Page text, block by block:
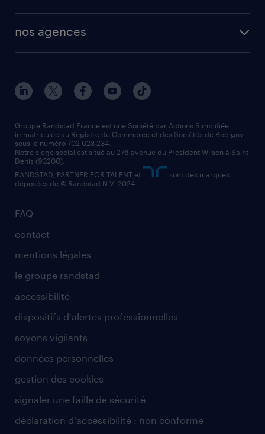
manutentionnaire
assistant administratif
comptable
solutions opérationnelles
contact entreprise
faq intérim / recrutement
nos agences
nos agences par ville
nos agences par région
nos cabinets de recrutement
FAQ
contact
mentions légales
le groupe randstad
accessibilité
dispositifs d'alertes professionnelles
soyons vigilants
données personnelles
gestion des cookies
signaler une faille de sécurité
déclaration d'accessibilité : non conforme
Groupe Randstad France est une Société par Actions Simplifiée
immatriculée au Registre du Commerce et des Sociétés de Bobigny
sous le numéro 702 028 234.
Notre siège social est situé au 276 avenue du Président Wilson à Saint
Denis (93200).
RANDSTAD, PARTNER FOR TALENT et
sont des marques
déposées de © Randstad N.V. 2024.